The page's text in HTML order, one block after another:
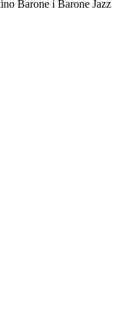
Barone i Barone Jazz